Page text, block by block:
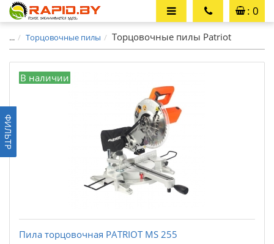
: 0
... Торцовочные пилы Торцовочные пилы Patriot
В наличии
Пила торцовочная PATRIOT MS 255
ФИЛЬТР